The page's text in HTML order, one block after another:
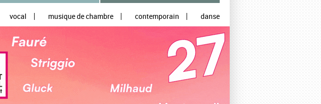
vocal musique de chambre contemporain danse